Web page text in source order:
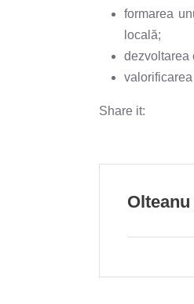
formarea
locală;
dezvoltarea
Share it: